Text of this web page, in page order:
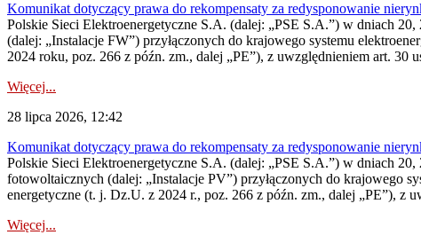
Komunikat dotyczący prawa do rekompensaty za redysponowanie
Polskie Sieci Elektroenergetyczne S.A. (dalej: „PSE S.A.”) w dniach
(dalej: „Instalacje FW”) przyłączonych do krajowego systemu
2024 roku, poz. 266 z późn. zm., dalej „PE”), z uwzględnieniem art. 30
Więcej...
28 lipca 2026, 12:42
Komunikat dotyczący prawa do rekompensaty za redysponowanie
Polskie Sieci Elektroenergetyczne S.A. (dalej: „PSE S.A.”) w dniach
fotowoltaicznych (dalej: „Instalacje PV”) przyłączonych do krajowego
energetyczne (t. j. Dz.U. z 2024 r., poz. 266 z późn. zm., dalej „PE”), z
Więcej...